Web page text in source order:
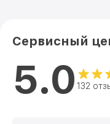
Сервисный
5.0 132